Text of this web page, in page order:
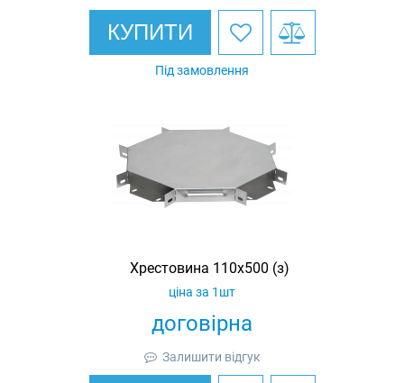
КУПИТИ
Під замовлення
Хрестовина 110х500 (з)
договірна
ціна за 1шт
Залишити відгук